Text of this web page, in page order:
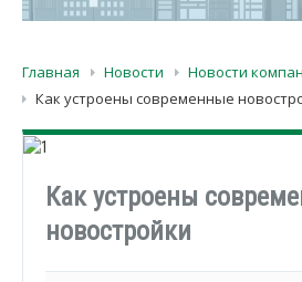
Контакты
Главная Новости
Новости
Как устроены современные
Как устроены
новостройки